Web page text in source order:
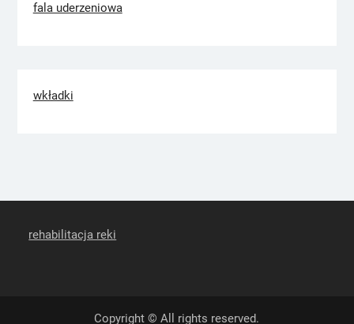
fala uderzeniowa
wkładki
rehabilitacja reki
Copyright © All rights reserved.